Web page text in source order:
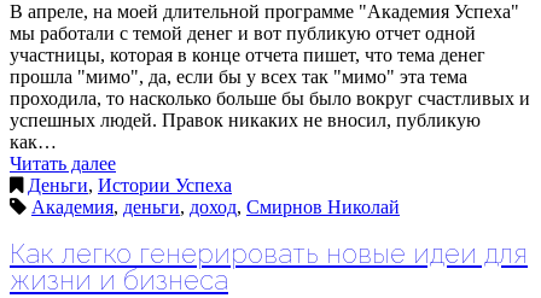
В апреле, на моей длительной программе "Академия Успеха"
мы работали с темой денег и вот публикую отчет одной
участницы, которая в конце отчета пишет, что тема денег
прошла "мимо", да, если бы у всех так "мимо" эта тема
проходила, то насколько больше бы было вокруг счастливых и
успешных людей. Правок никаких не вносил, публикую
как…
Читать далее
Деньги, Истории Успеха
Академия, деньги, доход, Смирнов Николай
Как легко генерировать новые идеи для
жизни и бизнеса